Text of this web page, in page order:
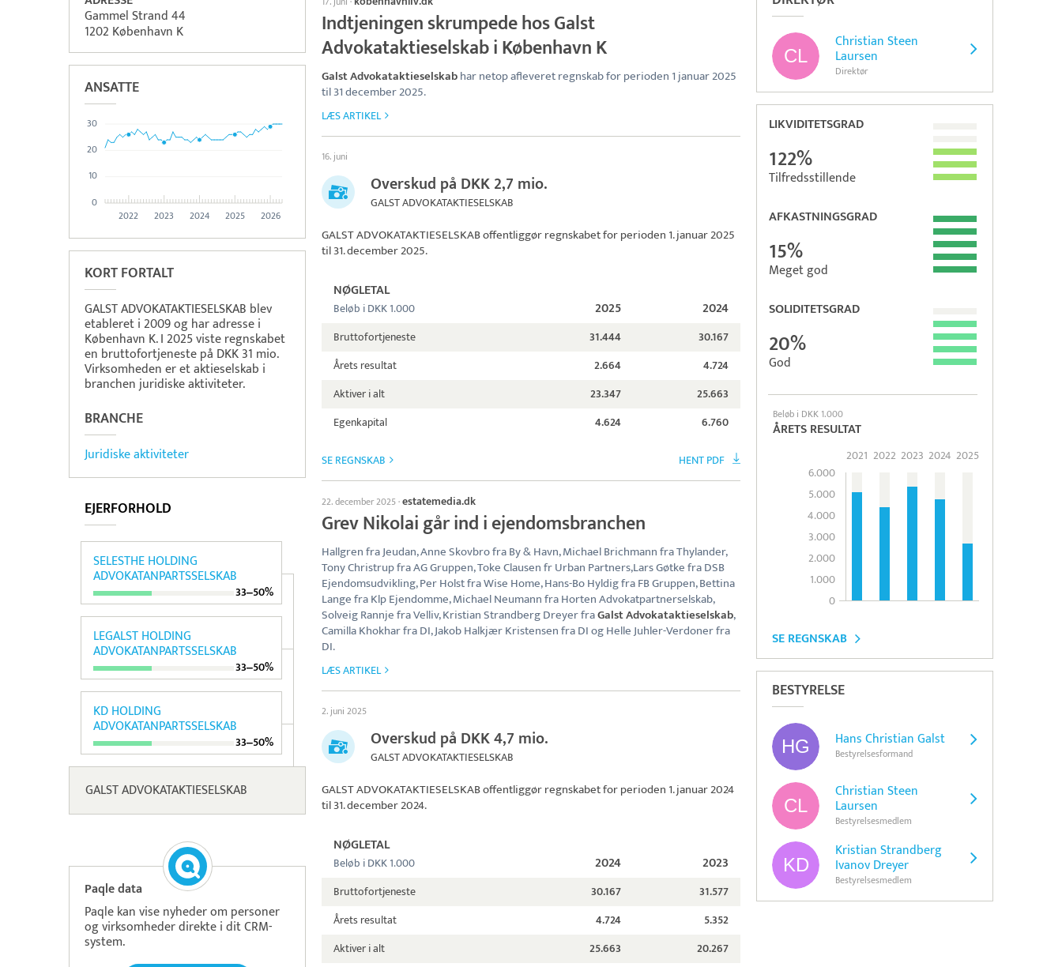
Christian Steen
Laursen
Direktør
LIKVIDITETSGRAD
122%
Tilfredsstillende
AFKASTNINGSGRAD
15%
Meget god
SOLIDITETSGRAD
20%
God
Beløb i DKK 1.000
ÅRETS RESULTAT
6.000
5.000
4.000
3.000
2.000
1.000
0
2021 2022 2023 2024 2025
SE REGNSKAB
BESTYRELSE
Hans Christian Galst
Bestyrelsesformand
Christian Steen
Laursen
Bestyrelsesmedlem
Kristian Strandberg
Ivanov Dreyer
Bestyrelsesmedlem
Gammel Strand 44
1202 København K
ANSATTE
2022 2023 2024 2025 2026
0
10
20
30
KORT FORTALT
GALST ADVOKATAKTIESELSKAB blev
etableret i 2009 og har adresse i
København K. I 2025 viste regnskabet
en bruttofortjeneste på DKK 31 mio.
Virksomheden er et aktieselskab i
branchen juridiske aktiviteter.
BRANCHE
Juridiske aktiviteter
EJERFORHOLD
SELESTHE HOLDING
ADVOKATANPARTSSELSKAB
33‒50%
LEGALST HOLDING
ADVOKATANPARTSSELSKAB
33‒50%
KD HOLDING
ADVOKATANPARTSSELSKAB
33‒50%
GALST ADVOKATAKTIESELSKAB
Paqle data
Paqle kan vise nyheder om personer
og virksomheder direkte i dit CRM-
system.
Indtjeningen skrumpede hos Galst
Advokataktieselskab i København K
Galst Advokataktieselskabhar netop afleveret regnskab for perioden 1 januar 2025
til 31 december 2025.
LÆS ARTIKEL
16. juni
Overskud på DKK 2,7 mio.
GALST ADVOKATAKTIESELSKAB
GALST ADVOKATAKTIESELSKABoffentliggør regnskabet for perioden 1. januar 2025
til 31. december 2025.
NØGLETAL
Beløb i DKK 1.000 2025 2024
Bruttofortjeneste 31.444
30.167
Årets resultat
2.664
4.724
Aktiver i alt
23.347
25.663
Egenkapital
4.624 6.760
SE REGNSKAB HENT PDF
22. december 2025·estatemedia.dk
Grev Nikolai går ind i ejendomsbranchen
Hallgren fra Jeudan, Anne Skovbro fra By & Havn, Michael Brichmann fra Thylander,
Tony Christrup fra AG Gruppen, Toke Clausen fr Urban Partners,Lars Gøtke fra DSB
Ejendomsudvikling, Per Holst fra Wise Home, Hans-Bo Hyldig fra FB Gruppen, Bettina
Lange fra Klp Ejendomme, Michael Neumann fra Horten Advokatpartnerselskab,
Solveig Rannje fra Velliv, Kristian Strandberg Dreyer fraGalst Advokataktieselskab,
Camilla Khokhar fra DI, Jakob Halkjær Kristensen fra DI og Helle Juhler-Verdoner fra
DI.
LÆS ARTIKEL
2. juni 2025
Overskud på DKK 4,7 mio.
GALST ADVOKATAKTIESELSKAB
GALST ADVOKATAKTIESELSKABoffentliggør regnskabet for perioden 1. januar 2024
til 31. december 2024.
NØGLETAL
Beløb i DKK 1.000 2024 2023
Bruttofortjeneste 30.167
31.577
Årets resultat
4.724
5.352
Aktiver i alt
25.663
20.267